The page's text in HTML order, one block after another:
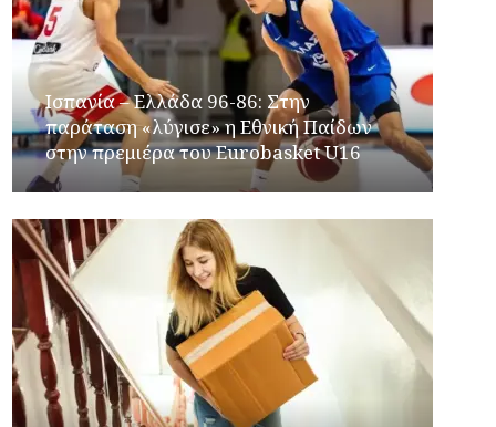
Ισπανία – Ελλάδα 96-86: Στην
παράταση «λύγισε» η Εθνική Παίδων
στην πρεμιέρα του Eurobasket U16